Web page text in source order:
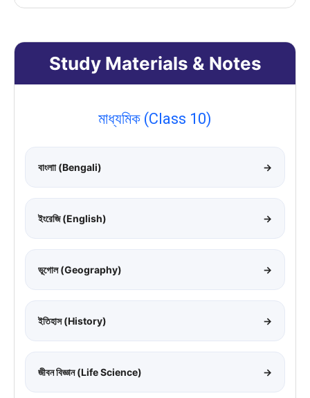
Study Materials & Notes
মাধ্যমিক (Class 10)
বাংলাা (Bengali) →
ইংরেজি (English) →
ভূগোল (Geography) →
ইতিহাস (History) →
জীবন বিজ্ঞান (Life Science) →